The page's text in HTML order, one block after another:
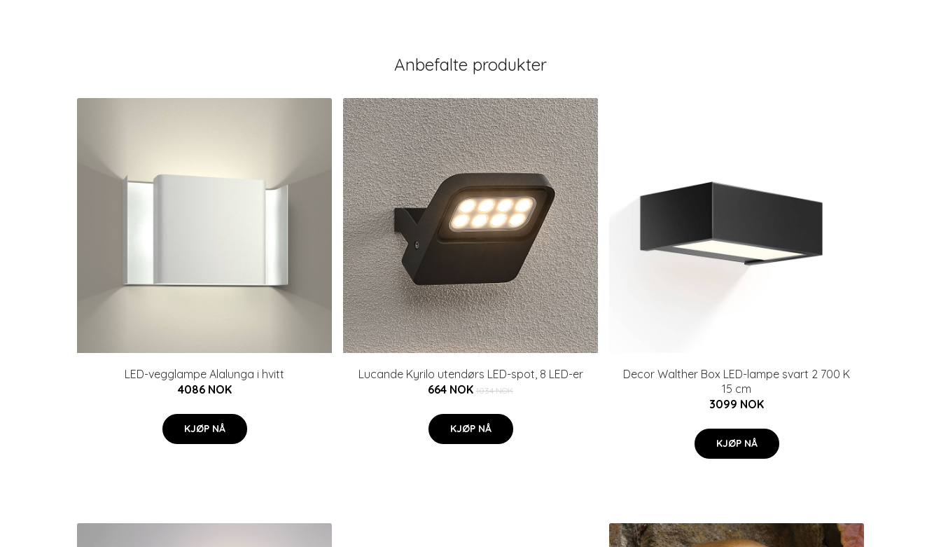
Anbefalte produkter
LED-vegglampe Alalunga i hvitt
4086 NOK
KJØP NÅ
Lucande Kyrilo utendørs LED-spot, 8 LED-er
664 NOK 1034 NOK
KJØP NÅ
Decor Walther Box LED-lampe svart 2 700 K
15 cm
3099 NOK
KJØP NÅ